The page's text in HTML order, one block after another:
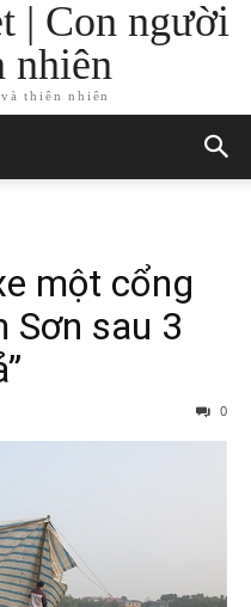
| Con người
nhiên
thiên nhiên
một cổng
Sơn sau 3
0